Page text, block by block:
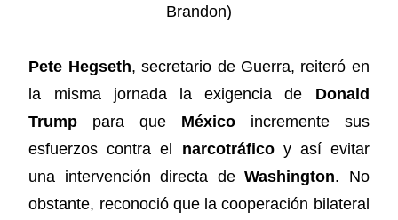
Pete Hegseth, secretario de Guerra, reiteró en
la misma jornada la exigencia de Donald
Trump para que Méxicoincremente sus
esfuerzos contra el narcotráficoy así evitar
una intervención directa deWashington. No
obstante, reconoció que la cooperación bilateral